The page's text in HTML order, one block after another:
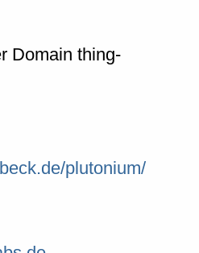
Domain thing-
plutonium/